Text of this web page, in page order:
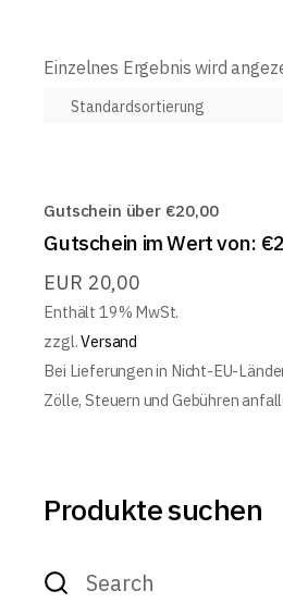
Einzelnes Ergebnis wird
Gutschein über €20,00
Gutschein im Wert von:
EUR 20,00
Enthält 19% MwSt.
zzgl.Versand
Bei Lieferungen in Nicht-EU-
Zölle, Steuern und Gebühren
Produkte suchen
Search
for: